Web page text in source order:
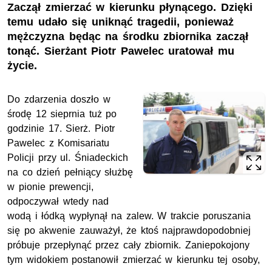
Zaczął zmierzać w kierunku płynącego. Dzięki
temu udało się uniknąć tragedii, ponieważ
mężczyzna będąc na środku zbiornika zaczął
tonąć. Sierżant Piotr Pawelec uratował mu
życie.
Do zdarzenia doszło w
środę 12 sieprnia tuż po
godzinie 17. Sierż. Piotr
Pawelec z Komisariatu
Policji przy ul. Śniadeckich
na co dzień pełniący służbę
w pionie prewencji,
odpoczywał wtedy nad
wodą i łódką wypłynął na zalew. W trakcie poruszania
się po akwenie zauważył, że ktoś najprawdopodobniej
próbuje przepłynąć przez cały zbiornik. Zaniepokojony
tym widokiem postanowił zmierzać w kierunku tej osoby,